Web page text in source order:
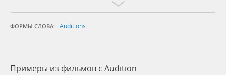
ФОРМЫ СЛОВА: Auditions
Примеры из фильмов c Audition